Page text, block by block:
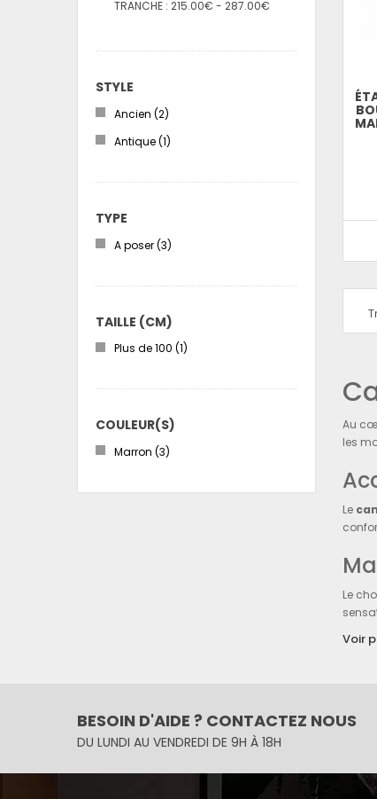
TRANCHE : 215.00€ - 287.00€
STYLE
Ancien (2)
Antique(1)
TYPE
A poser(3)
TAILLE (CM)
Plus de 100 (1)
COULEUR(S)
Marron (3)
Au
les
Le
Le
Voir
BESOIN D'AIDE ? CONTACTEZ NOUS
DU LUNDI AU VENDREDI DE 9H À 18H